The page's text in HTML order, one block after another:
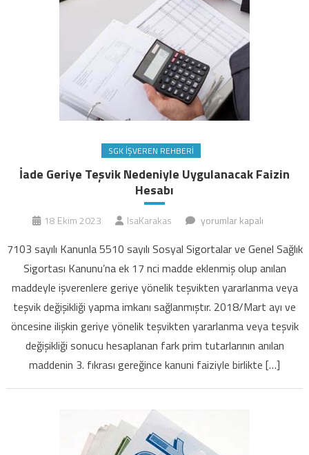
SGK İŞVEREN REHBERI
İade Geriye Teşvik Nedeniyle Uygulanacak Faizin
Hesabı
18 Ekim 2023 IsaKarakas
İade
Teşvik
Nedeniyle
Uygulanacak
Faizin
Hesabı
için
yorumlar kapalı
7103 sayılı Kanunla 5510 sayılı Sosyal Sigortalar ve Genel Sağlık
Sigortası Kanunu’na ek 17 nci madde eklenmiş olup anılan
maddeyle işverenlere geriye yönelik teşvikten yararlanma veya
teşvik değişikliği yapma imkanı sağlanmıştır. 2018/Mart ayı ve
öncesine ilişkin geriye yönelik teşvikten yararlanma veya teşvik
değişikliği sonucu hesaplanan fark prim tutarlarının anılan
maddenin 3. fıkrası gereğince kanuni faiziyle birlikte […]